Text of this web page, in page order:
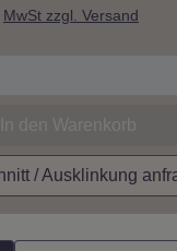
MwSt zzgl. Versand
/ Ausklinkung